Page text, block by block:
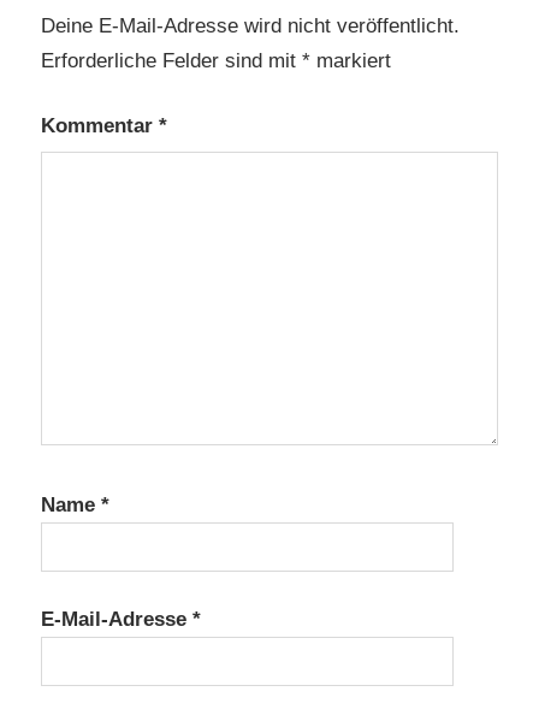
Deine E-Mail-Adresse wird nicht veröffentlicht.
Erforderliche Felder sind mit * markiert
Kommentar *
Name *
E-Mail-Adresse *